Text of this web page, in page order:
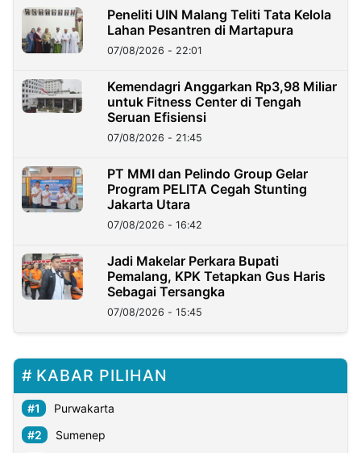
Peneliti UIN Malang Teliti Tata Kelola
Lahan Pesantren di Martapura
07/08/2026 - 22:01
Kemendagri Anggarkan Rp3,98 Miliar
untuk Fitness Center di Tengah
Seruan Efisiensi
07/08/2026 - 21:45
PT MMI dan Pelindo Group Gelar
Program PELITA Cegah Stunting
Jakarta Utara
07/08/2026 - 16:42
Jadi Makelar Perkara Bupati
Pemalang, KPK Tetapkan Gus Haris
Sebagai Tersangka
07/08/2026 - 15:45
KABAR PILIHAN
Purwakarta
Sumenep